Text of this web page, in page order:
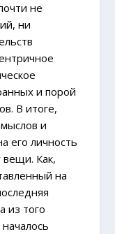
не
ни
и порой
В итоге,
и
его личность
Как,
на
из того